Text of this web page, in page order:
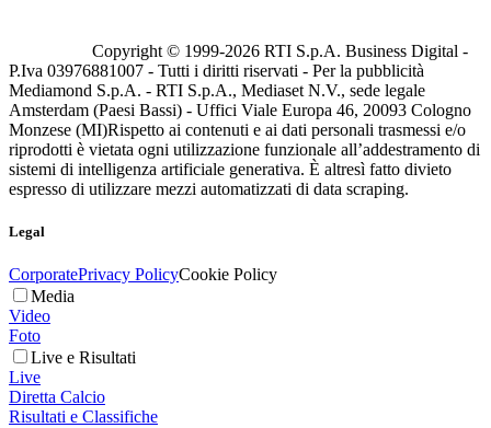
Copyright © 1999-2026 RTI S.p.A. Business Digital -
P.Iva 03976881007 - Tutti i diritti riservati - Per la pubblicità
Mediamond S.p.A. - RTI S.p.A., Mediaset N.V., sede legale
Amsterdam (Paesi Bassi) - Uffici Viale Europa 46, 20093 Cologno
Monzese (MI)Rispetto ai contenuti e ai dati personali trasmessi e/o
riprodotti è vietata ogni utilizzazione funzionale all’addestramento di
sistemi di intelligenza artificiale generativa. È altresì fatto divieto
espresso di utilizzare mezzi automatizzati di data scraping.
Legal
CorporatePrivacy PolicyCookie Policy
Media
Video
Foto
Live e Risultati
Live
Diretta Calcio
Risultati e Classifiche